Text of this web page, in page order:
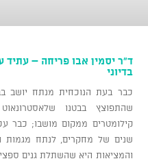
ד"ר יסמין אבו פריחה –
בדיוני
כבר בעת הנוכחית מנתח יושב
שהתפוצץ בבטנו
קילומטרים ממקום מושבו; כבר
שנים של מחקרים, לנתח מגמות
והמציאות היא שהשתלת גנים